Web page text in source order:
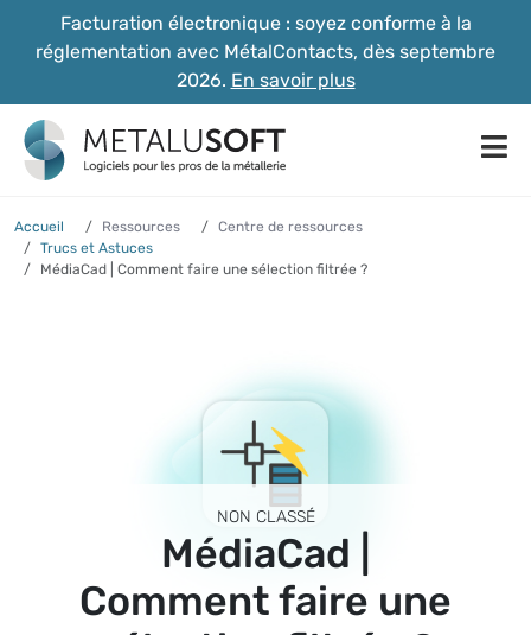
Facturation électronique : soyez conforme à la
réglementation avec MétalContacts, dès septembre
2026. En savoir plus
Accueil Ressources
Centre de ressources
Trucs et Astuces
MédiaCad | Comment faire une sélection filtrée ?
NON CLASSÉ
MédiaCad |
Comment faire une